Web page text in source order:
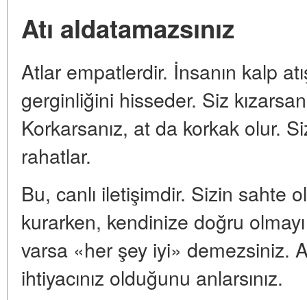
Atı aldatamazsınız
Atlar empatlerdir. İnsanın kalp
gerginliğini hisseder. Siz
Korkarsanız, at da korkak olur.
rahatlar.
Bu, canlı iletişimdir. Sizin sahte
kurarken, kendinize doğru
varsa «her şey iyi» demezsiniz.
ihtiyacınız olduğunu anlarsınız.